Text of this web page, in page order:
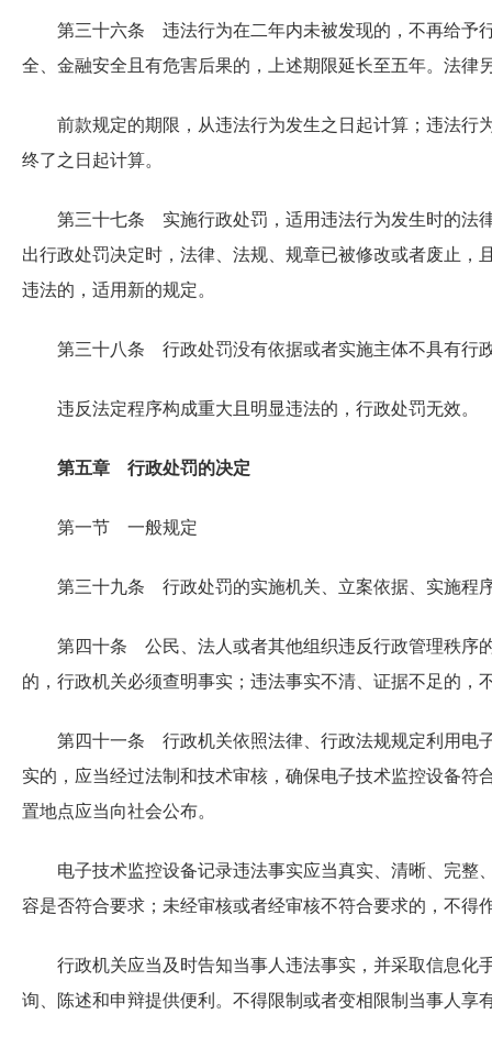
第三十六条 违法行为在二年内未被发现的，不再给予
全、金融安全且有危害后果的，上述期限延长至五年。法律
前款规定的期限，从违法行为发生之日起计算；违法行
终了之日起计算。
第三十七条 实施行政处罚，适用违法行为发生时的法
出行政处罚决定时，法律、法规、规章已被修改或者废止，
违法的，适用新的规定。
第三十八条 行政处罚没有依据或者实施主体不具有行
违反法定程序构成重大且明显违法的，行政处罚无效。
第五章 行政处罚的决定
第一节 一般规定
第三十九条 行政处罚的实施机关、立案依据、实施程
第四十条 公民、法人或者其他组织违反行政管理秩序
的，行政机关必须查明事实；违法事实不清、证据不足的，
第四十一条 行政机关依照法律、行政法规规定利用电
实的，应当经过法制和技术审核，确保电子技术监控设备符
置地点应当向社会公布。
电子技术监控设备记录违法事实应当真实、清晰、完整
容是否符合要求；未经审核或者经审核不符合要求的，不得
行政机关应当及时告知当事人违法事实，并采取信息化
询、陈述和申辩提供便利。不得限制或者变相限制当事人享